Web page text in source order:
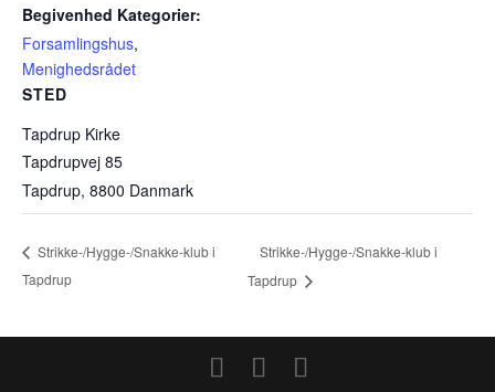
Begivenhed Kategorier:
Forsamlingshus,
Menighedsrådet
STED
Tapdrup Kirke
Tapdrupvej 85
Tapdrup, 8800 Danmark
Strikke-/Hygge-/Snakke-klub i
Tapdrup
Strikke-/Hygge-/Snakke-klub i
Tapdrup